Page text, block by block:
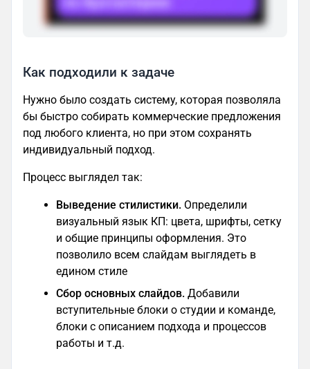
Как подходили к задаче
Нужно было создать систему, которая позволяла
бы быстро собирать коммерческие предложения
под любого клиента, но при этом сохранять
индивидуальный подход.
Процесс выглядел так:
Выведение стилистики. Определили
визуальный язык КП: цвета, шрифты, сетку
и общие принципы оформления. Это
позволило всем слайдам выглядеть в
едином стиле
Сбор основных слайдов. Добавили
вступительные блоки о студии и команде,
блоки с описанием подхода и процессов
работы и т.д.